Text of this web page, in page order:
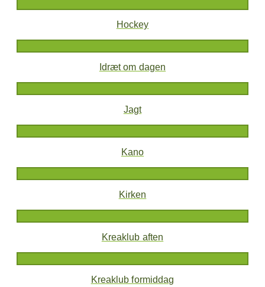
Hockey
Idræt om dagen
Jagt
Kano
Kirken
Kreaklub aften
Kreaklub formiddag